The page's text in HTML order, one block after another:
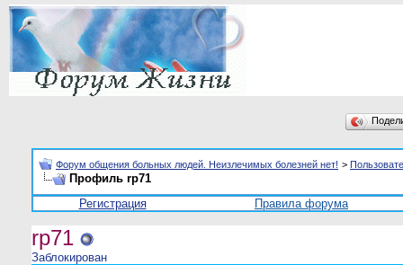
Форум общения больных людей. Неизлечимых болезней нет! >
Профиль rp71
Регистрация
Правила форума
rp71
Заблокирован